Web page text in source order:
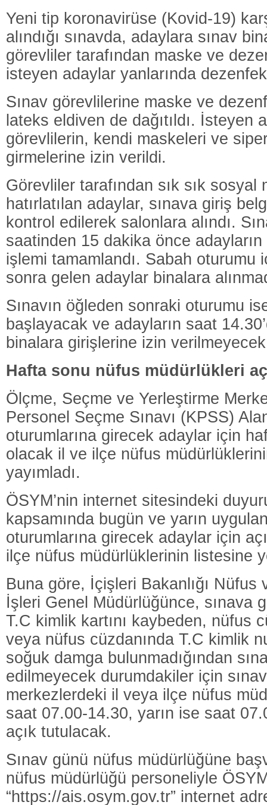
Yeni tip koronavirüse (Kovid-19)
alındığı sınavda, adaylara sınav
görevliler tarafından maske ve
isteyen adaylar yanlarında
Sınav görevlilerine maske ve
lateks eldiven de dağıtıldı. İsteyen
görevlilerin, kendi maskeleri ve
girmelerine izin verildi.
Görevliler tarafından sık sık sosyal
hatırlatılan adaylar, sınava giriş
kontrol edilerek salonlara alındı.
saatinden 15 dakika önce adayların
işlemi tamamlandı. Sabah oturumu
sonra gelen adaylar binalara
Sınavın öğleden sonraki oturumu
başlayacak ve adayların saat
binalara girişlerine izin
Hafta sonu nüfus müdürlükleri
Ölçme, Seçme ve Yerleştirme
Personel Seçme Sınavı (KPSS)
oturumlarına girecek adaylar için
olacak il ve ilçe nüfus
yayımladı.
ÖSYM’nin internet sitesindeki
kapsamında bugün ve yarın
oturumlarına girecek adaylar için
ilçe nüfus müdürlüklerinin listesine
Buna göre, İçişleri Bakanlığı Nüfus
İşleri Genel Müdürlüğünce, sınava
T.C kimlik kartını kaybeden, nüfus
veya nüfus cüzdanında T.C kimlik
soğuk damga bulunmadığından
edilmeyecek durumdakiler için
merkezlerdeki il veya ilçe nüfus
saat 07.00-14.30, yarın ise saat
açık tutulacak.
Sınav günü nüfus müdürlüğüne
nüfus müdürlüğü personeliyle
“https://ais.osym.gov.tr” internet